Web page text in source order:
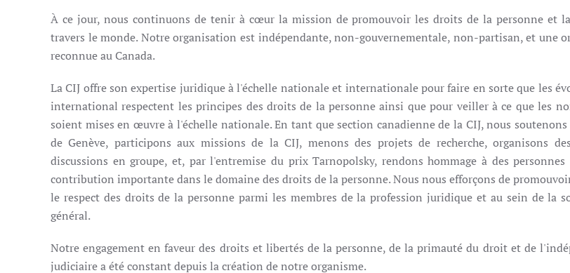
À ce jour, nous continuons de tenir à cœur la mission de promouvoir les droits de la personne et
travers le monde. Notre organisation est indépendante, non-gouvernementale, non-partisan, et une
reconnue au Canada.
La CIJ offre son expertise juridique à l'échelle nationale et internationale pour faire en sorte que les
international respectent les principes des droits de la personne ainsi que pour veiller à ce que les
soient mises en œuvre à l'échelle nationale. En tant que section canadienne de la CIJ, nous
de Genève, participons aux missions de la CIJ, menons des projets de recherche, organisons
discussions en groupe, et, par l'entremise du prix Tarnopolsky, rendons hommage à des
contribution importante dans le domaine des droits de la personne. Nous nous efforçons de
le respect des droits de la personne parmi les membres de la profession juridique et au sein de la
général.
Notre engagement en faveur des droits et libertés de la personne, de la primauté du droit et de
judiciaire a été constant depuis la création de notre organisme.